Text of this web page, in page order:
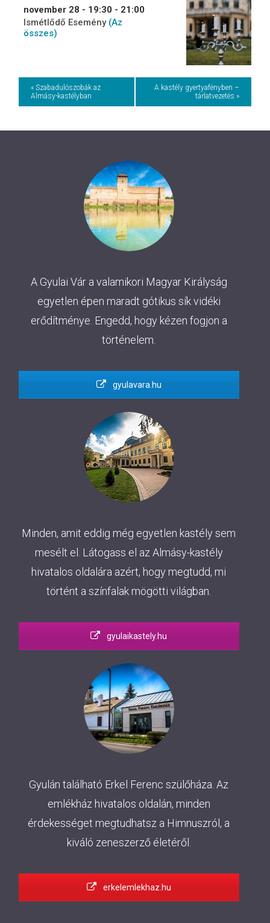
november 28 - 19:30 - 21:00
Ismétlődő Esemény (Az
összes)
Event
Navigation
« Szabadulószobák az
Almásy-kastélyban
A kastély gyertyafényben –
tárlatvezetés »
A Gyulai Vár a valamikori Magyar Királyság
egyetlen épen maradt gótikus sík vidéki
erődítménye. Engedd, hogy kézen fogjon a
történelem.
gyulavara.hu
Minden, amit eddig még egyetlen kastély sem
mesélt el. Látogass el az Almásy-kastély
hivatalos oldalára azért, hogy megtudd, mi
történt a színfalak mögötti világban.
gyulaikastely.hu
Gyulán található Erkel Ferenc szülőháza. Az
emlékház hivatalos oldalán, minden
érdekességet megtudhatsz a Himnuszról, a
kiváló zeneszerző életéről.
erkelemlekhaz.hu